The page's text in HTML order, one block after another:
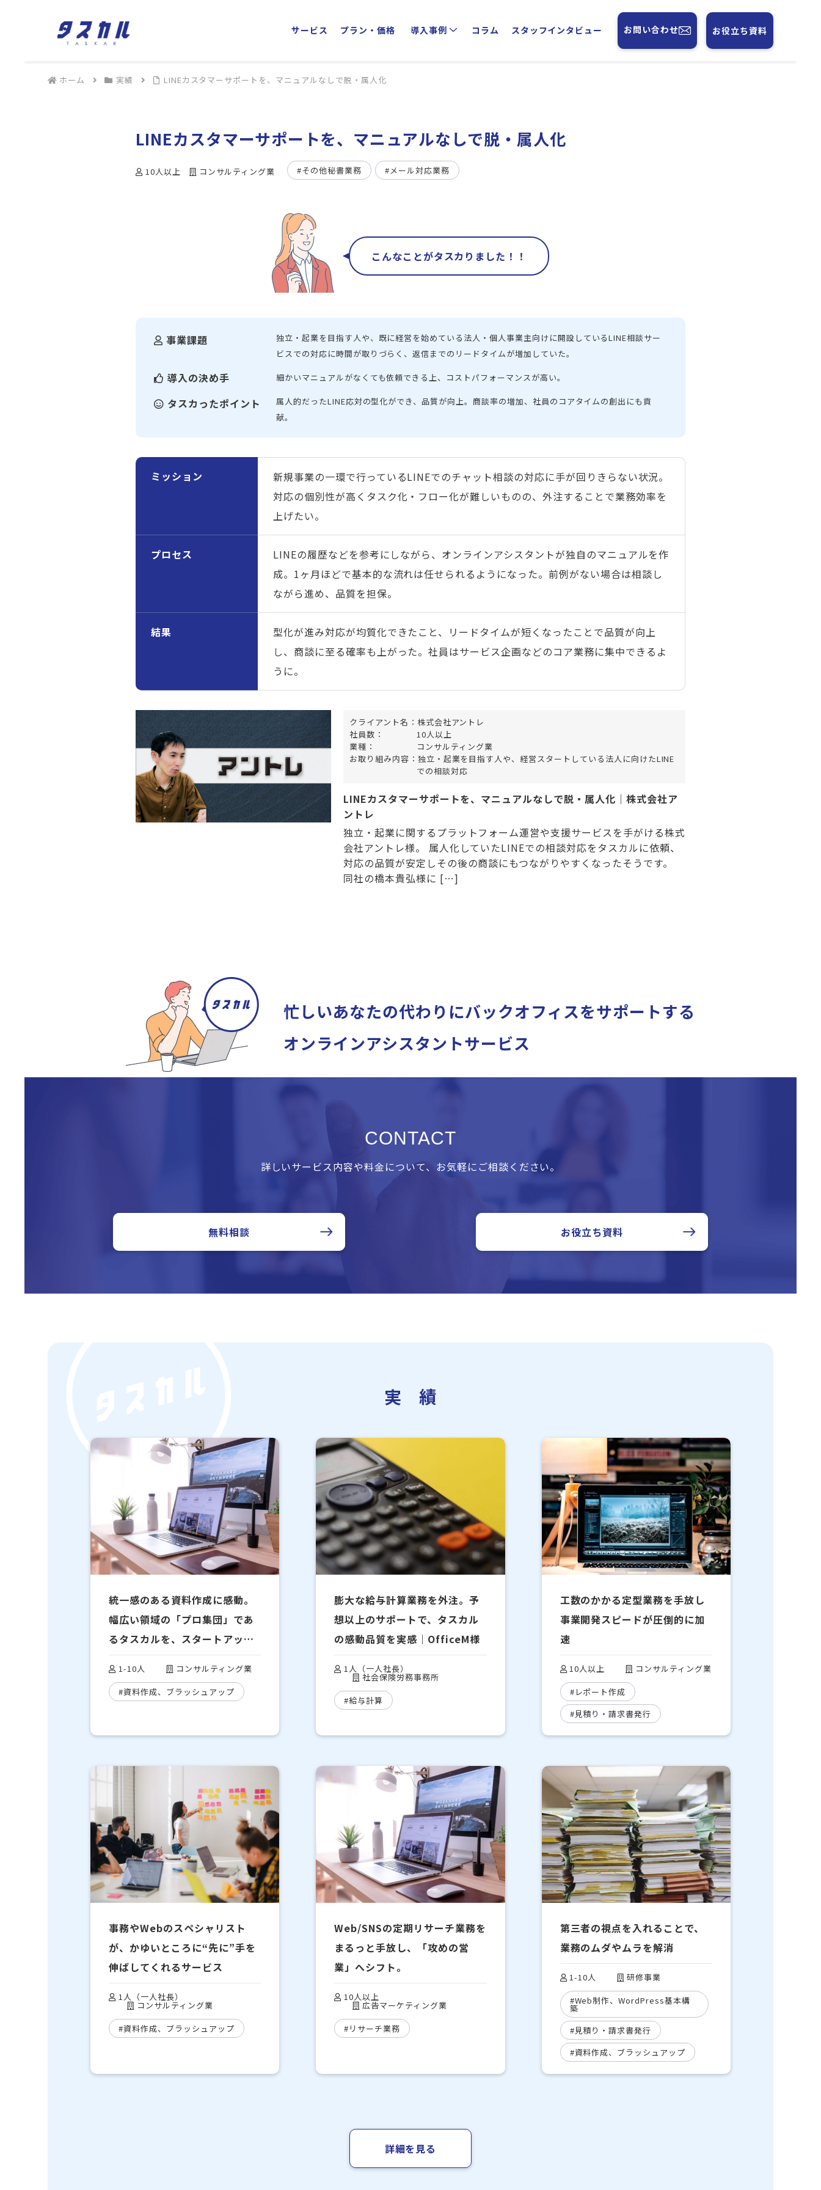
サービス プラン・価格
導入事例
コラム スタッフインタビュー お問い合わせ お役立ち資料
ホーム 実績 LINEカスタマーサポートを、マニュアルなしで脱・属人化
LINEカスタマーサポートを、マニュアルなしで脱・属人化
10人以上 コンサルティング業 #その他秘書業務 #メール対応業務
こんなことがタスカりました！！
事業課題
独立・起業を目指す人や、既に経営を始めている法人・個人事業主向けに開設しているLINE相談サー
ビスでの対応に時間が取りづらく、返信までのリードタイムが増加していた。
導入の決め手 細かいマニュアルがなくても依頼できる上、コストパフォーマンスが高い。
タスカったポイント
属人的だったLINE応対の型化ができ、品質が向上。商談率の増加、社員のコアタイムの創出にも貢
献。
ミッション
新規事業の一環で行っているLINEでのチャット相談の対応に手が回りきらない状況。
対応の個別性が高くタスク化・フロー化が難しいものの、外注することで業務効率を
上げたい。
プロセス
LINEの履歴などを参考にしながら、オンラインアシスタントが独自のマニュアルを作
成。1ヶ月ほどで基本的な流れは任せられるようになった。前例がない場合は相談し
ながら進め、品質を担保。
結果
型化が進み対応が均質化できたこと、リードタイムが短くなったことで品質が向上
し、商談に至る確率も上がった。社員はサービス企画などのコア業務に集中できるよ
うに。
クライアント名： 株式会社アントレ
社員数：
10人以上
業種：
コンサルティング業
お取り組み内容： 独立・起業を目指す人や、経営スタートしている法人に向けたLINE
での相談対応
LINEカスタマーサポートを、マニュアルなしで脱・属人化｜株式会社ア
ントレ
独立・起業に関するプラットフォーム運営や支援サービスを手がける株式
会社アントレ様。 属人化していたLINEでの相談対応をタスカルに依頼、
対応の品質が安定しその後の商談にもつながりやすくなったそうです。
同社の橋本貴弘様に […]
忙しいあなたの代わりにバックオフィスをサポートする
オンラインアシスタントサービス
CONTACT
詳しいサービス内容や料金について、お気軽にご相談ください。
無料相談 お役立ち資料
実 績
統一感のある資料作成に感動。
幅広い領域の「プロ集団」であ
るタスカルを、スタートアップ
に強く勧めたい｜株式会社リバ
ランス様
1-10人
コンサルティング業
#資料作成、ブラッシュアップ
膨大な給与計算業務を外注。予
想以上のサポートで、タスカル
の感動品質を実感｜OfficeМ様
1人（一人社長）
社会保険労務事務所
#給与計算
工数のかかる定型業務を手放し
事業開発スピードが圧倒的に加
速
10人以上
コンサルティング業
#レポート作成
#見積り・請求書発行
事務やWebのスペシャリスト
が、かゆいところに“先に”手を
伸ばしてくれるサービス
1人（一人社長）
コンサルティング業
#資料作成、ブラッシュアップ
Web/SNSの定期リサーチ業務を
まるっと手放し、「攻めの営
業」へシフト。
10人以上
広告マーケティング業
#リサーチ業務
第三者の視点を入れることで、
業務のムダやムラを解消
1-10人
研修事業
#Web制作、WordPress基本構
築
#見積り・請求書発行
#資料作成、ブラッシュアップ
詳細を見る